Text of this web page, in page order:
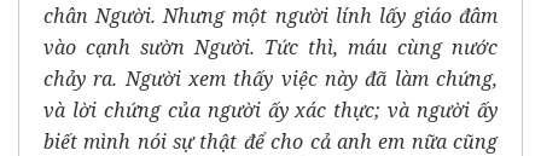
chân Người. Nhưng một người lính lấy giáo đâm
vào cạnh sườn Người. Tức thì, máu cùng nước
chảy ra. Người xem thấy việc này đã làm chứng,
và lời chứng của người ấy xác thực; và người ấy
biết mình nói sự thật để cho cả anh em nữa cũng